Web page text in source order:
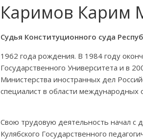
Каримов Карим
Судья Конституционного суда
1962 года рождения. В 1984 году
Государственного Университета и в
Министерства иностранных дел
специалист в области международных
Свою трудовую деятельность начал с
Кулябского Государственного